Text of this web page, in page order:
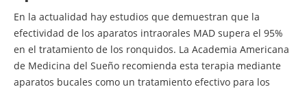
En la actualidad hay estudios que demuestran que la
efectividad de los aparatos intraorales MAD supera el 95%
en el tratamiento de los ronquidos. La Academia Americana
de Medicina del Sueño recomienda esta terapia mediante
aparatos bucales como un tratamiento efectivo para los